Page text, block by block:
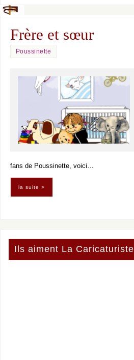
Frère et sœur
Poussinette
fans de Poussinette, voici…
la suite >
Ils aiment La Caricaturiste